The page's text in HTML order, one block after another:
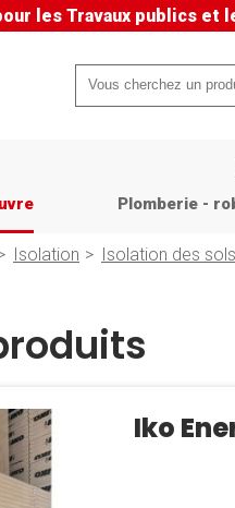
les Travaux publics et
Mots-
clés
Plomberie -
Isolation Isolation des
Iko